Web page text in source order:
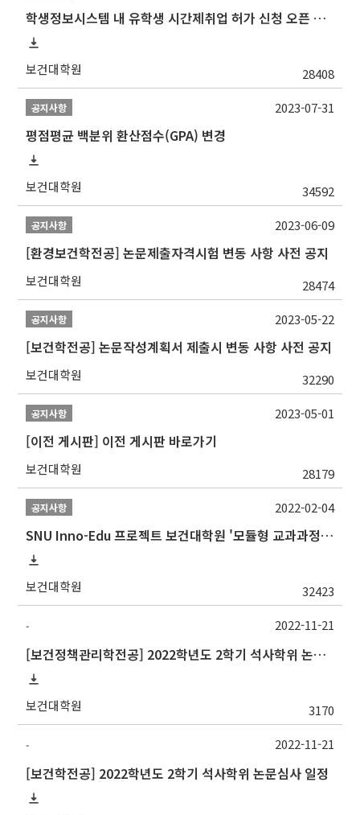
학생정보시스템 내 유학생 시간제취업 허가 신청 오픈 안내
보건대학원 28408
공지사항
평점평균 백분위 환산점수(GPA) 변경
보건대학원 34592
2023-07-31
공지사항
[환경보건학전공] 논문제출자격시험 변동 사항 사전 공지
보건대학원 28474
2023-06-09
공지사항
[보건학전공] 논문작성계획서 제출시 변동 사항 사전 공지
보건대학원 32290
2023-05-22
공지사항
[이전 게시판] 이전 게시판 바로가기
보건대학원 28179
2023-05-01
공지사항
SNU Inno-Edu 프로젝트 보건대학원 '모듈형 교과과정' 안내(revised 2022/2/28)
보건대학원 32423
2022-02-04
-
[보건정책관리학전공] 2022학년도 2학기 석사학위 논문심사 일정
보건대학원 3170
2022-11-21
-
[보건학전공] 2022학년도 2학기 석사학위 논문심사 일정
2022-11-21